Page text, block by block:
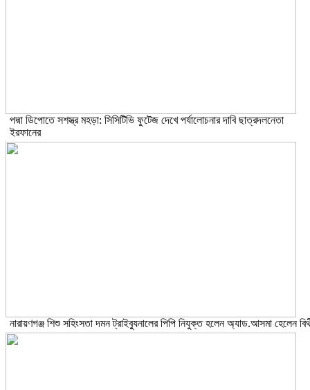
পদ্মা ডিপোতে সশস্ত্র মহড়া: সিসিটিভি ফুটেজ দেখে পর্যালোচনার দাবি ছাত্রদলনেতা
ইরফানের
নারায়ণগঞ্জ শিশু সহিংসতা দমন ট্রাইব্যুনালের পিপি নিযুক্ত হলেন অ্যাড.আসমা হেলেন